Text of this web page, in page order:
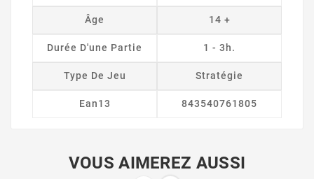
Âge 14 +
Durée D'une Partie 1 - 3h.
Type De Jeu Stratégie
Ean13 843540761805
VOUS AIMEREZ AUSSI